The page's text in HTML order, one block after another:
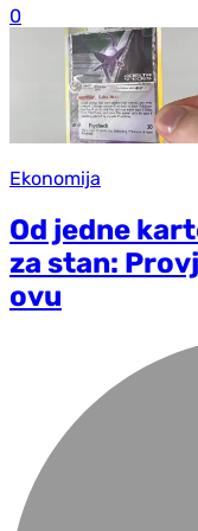
0
Ekonomija
Od jedne
za stan:
ovu